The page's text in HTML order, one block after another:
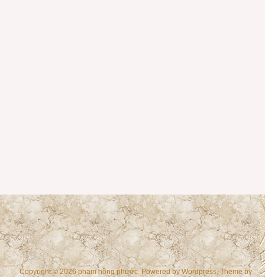
Copyright © 2026 phạm hồng phước. Powered byWordpress, Theme by